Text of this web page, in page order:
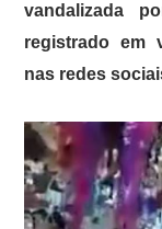
vandalizada
registrado em
nas redes